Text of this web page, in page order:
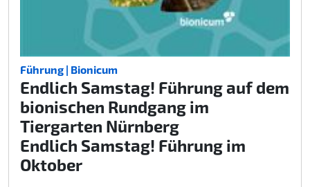
Führung | Bionicum
Endlich Samstag! Führung auf dem
bionischen Rundgang im
Tiergarten Nürnberg
Endlich Samstag! Führung im
Oktober